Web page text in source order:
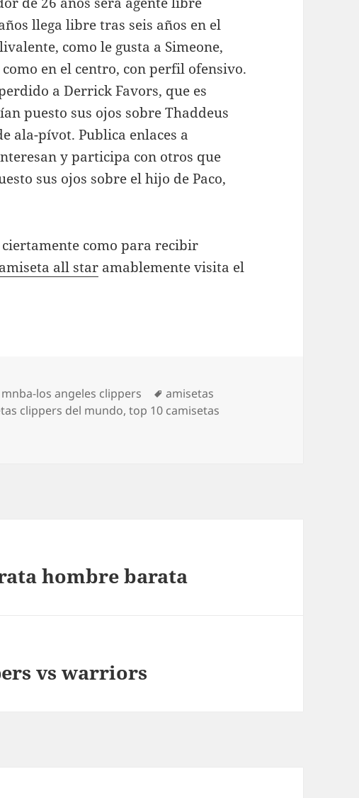
llega libre tras seis años en el
como le gusta a Simeone,
en el centro, con perfil ofensivo.
a Derrick Favors, que es
puesto sus ojos sobre Thaddeus
ala-pívot. Publica enlaces a
y participa con otros que
sus ojos sobre el hijo de Paco,
ciertamente como para recibir
all star amablemente visita el
Categorías
mnba-los angeles clippers Etiquetas
amisetas
clippers del mundo,top 10 camisetas
hombre barata
vs warriors